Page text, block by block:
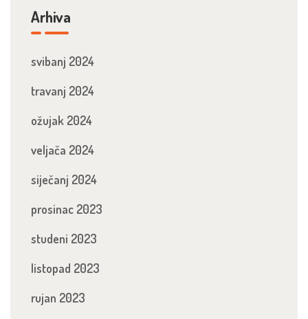
Arhiva
svibanj 2024
travanj 2024
ožujak 2024
veljača 2024
siječanj 2024
prosinac 2023
studeni 2023
listopad 2023
rujan 2023